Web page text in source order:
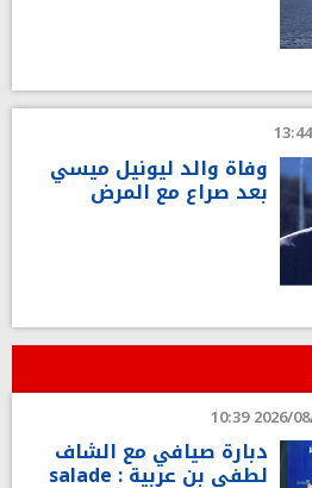
وفاة والد ليونيل ميسي
بعد صراع مع المرض
2026/08/08
دبارة صيافي مع الشاف
لطفي بن عربية : salade